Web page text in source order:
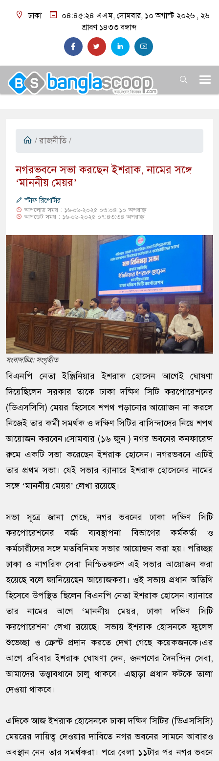
ঢাকা ০৪:৪৫:২৫ এএম, সোমবার, ১০ অগাস্ট ২০২৬ , ২৬
শ্রাবণ ১৪৩৩ বঙ্গাব্দ
/ রাজনীতি /
নগরভবনে সভা করছেন ইশরাক, নামের সঙ্গে
‘মাননীয় মেয়র’
স্টাফ রিপোর্টার
আপলোড সময় : ১৬-০৬-২০২৫ ০৩:০৪:১০ অপরাহ্ন
আপডেট সময় : ১৬-০৬-২০২৫ ০৭:৪৩:৩৪ অপরাহ্ন
সংবাদচিত্র: সংগৃহীত
বিএনপি নেতা ইঞ্জিনিয়ার ইশরাক হোসেন আগেই ঘোষণা
দিয়েছিলেন সরকার তাকে ঢাকা দক্ষিণ সিটি করপোরেশনের
(ডিএসসিসি) মেয়র হিসেবে শপথ পড়ানোর আয়োজন না করলে
নিজেই তার কর্মী সমর্থক ও দক্ষিণ সিটির বাসিন্দাদের নিয়ে শপথ
আয়োজন করবেন।সোমবার (১৬ জুন ) নগর ভবনের কনফারেন্স
রুমে একটি সভা করেছেন ইশরাক হোসেন। নগরভবনে এটিই
তার প্রথম সভা। যেই সভার ব্যানারে ইশরাক হোসেনের নামের
সঙ্গে ‘মাননীয় মেয়র’ লেখা রয়েছে।
সভা সূত্রে জানা গেছে, নগর ভবনের ঢাকা দক্ষিণ সিটি
করপোরেশনের বর্জ্য ব্যবস্থাপনা বিভাগের কর্মকর্তা ও
কর্মচারীদের সঙ্গে মতবিনিময় সভার আয়োজন করা হয়। পরিচ্ছন্ন
ঢাকা ও নাগরিক সেবা নিশ্চিতকল্পে এই সভার আয়োজন করা
হয়েছে বলে জানিয়েছেন আয়োজকরা। ওই সভায় প্রধান অতিথি
হিসেবে উপস্থিত ছিলেন বিএনপি নেতা ইশরাক হোসেন।ব্যানারে
তার নামের আগে ‘মাননীয় মেয়র, ঢাকা দক্ষিণ সিটি
করপোরেশন’ লেখা রয়েছে। সভায় ইশরাক হোসনকে ফুলেল
শুভেচ্ছা ও ক্রেস্ট প্রদান করতে দেখা গেছে কয়েকজনকে।এর
আগে রবিবার ইশরাক ঘোষণা দেন, জনগণের দৈনন্দিন সেবা,
আমাদের তত্ত্বাবধানে চালু থাকবে। এছাড়া প্রধান ফটকে তালা
দেওয়া থাকবে।
এদিকে আজ ইশরাক হোসেনকে ঢাকা দক্ষিণ সিটির (ডিএসসিসি)
মেয়রের দায়িত্ব দেওয়ার দাবিতে নগর ভবনের সামনে আবারও
অবস্থান নেন তার সমর্থকরা। পরে বেলা ১১টার পর নগর ভবনে